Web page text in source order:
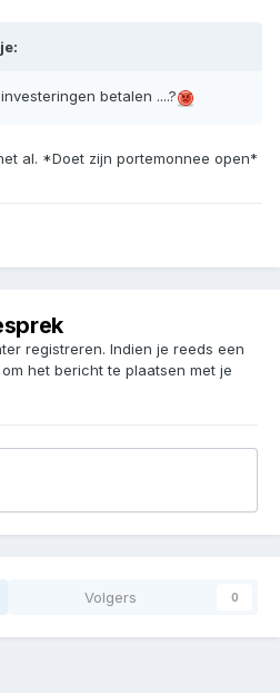
betalen ....?
al. *Doet zijn portemonnee open*
registreren. Indien je reeds een
om het bericht te plaatsen met je
Volgers 0